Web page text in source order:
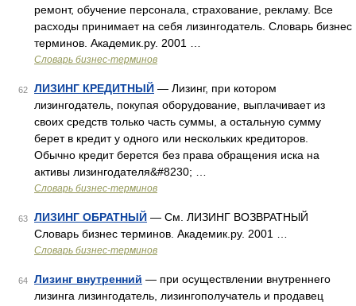
ремонт, обучение персонала, страхование, рекламу. Все
расходы принимает на себя лизингодатель. Словарь бизнес
терминов. Академик.ру. 2001 …
Словарь бизнес-терминов
62 ЛИЗИНГ КРЕДИТНЫЙ — Лизинг, при котором
лизингодатель, покупая оборудование, выплачивает из
своих средств только часть суммы, а остальную сумму
берет в кредит у одного или нескольких кредиторов.
Обычно кредит берется без права обращения иска на
активы лизингодателя&#8230; …
Словарь бизнес-терминов
63 ЛИЗИНГ ОБРАТНЫЙ — См. ЛИЗИНГ ВОЗВРАТНЫЙ
Словарь бизнес терминов. Академик.ру. 2001 …
Словарь бизнес-терминов
64 Лизинг внутренний — при осуществлении внутреннего
лизинга лизингодатель, лизингополучатель и продавец